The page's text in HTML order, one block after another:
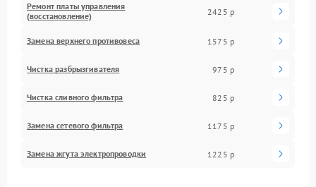
Ремонт платы управления
(восстановление)
2425 р
Замена верхнего противовеса 1575 р
Чистка разбрызгивателя 975 р
Чистка сливного фильтра 825 р
Замена сетевого фильтра 1175 р
Замена жгута электропроводки 1225 р